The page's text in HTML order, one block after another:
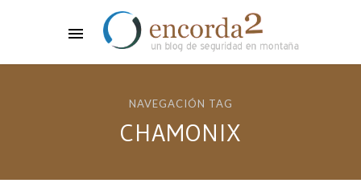
NAVEGACIÓN TAG
CHAMONIX